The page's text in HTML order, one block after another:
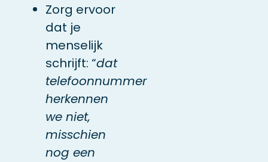
Zorg ervoor
dat je
menselijk
schrijft: “dat
telefoonnummer
herkennen
we niet,
misschien
nog een